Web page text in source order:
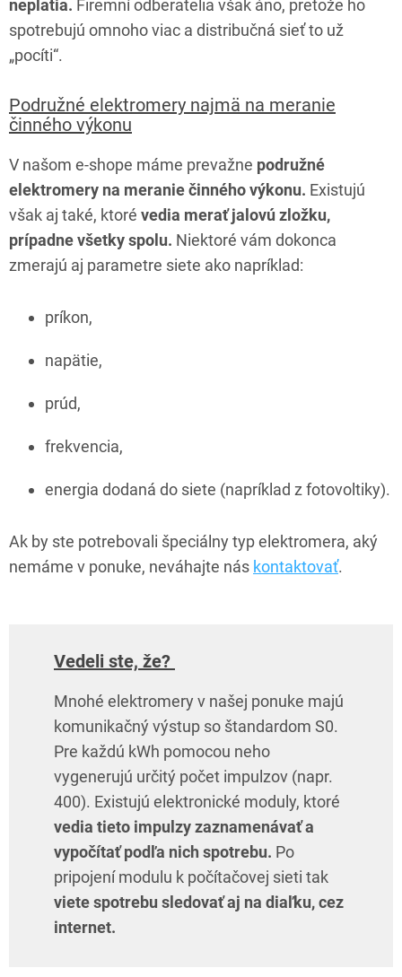
neplatia. Firemní odberatelia však áno, pretože ho
spotrebujú omnoho viac a distribučná sieť to už
„pocíti“.
Podružné elektromery najmä na meranie
činného výkonu
V našom e-shope máme prevažne podružné
elektromery na meranie činného výkonu. Existujú
však aj také, ktoré vedia merať jalovú zložku,
prípadne všetky spolu. Niektoré vám dokonca
zmerajú aj parametre siete ako napríklad:
príkon,
napätie,
prúd,
frekvencia,
energia dodaná do siete (napríklad z fotovoltiky).
Ak by ste potrebovali špeciálny typ elektromera, aký
nemáme v ponuke, neváhajte nás kontaktovať.
Vedeli ste, že?
Mnohé elektromery v našej ponuke majú
komunikačný výstup so štandardom S0.
Pre každú kWh pomocou neho
vygenerujú určitý počet impulzov (napr.
400). Existujú elektronické moduly, ktoré
vedia tieto impulzy zaznamenávať a
vypočítať podľa nich spotrebu. Po
pripojení modulu k počítačovej sieti tak
viete spotrebu sledovať aj na diaľku, cez
internet.